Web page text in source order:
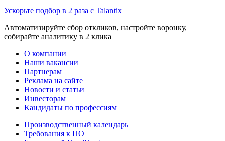
Ускорьте подбор в 2 раза с Talantix
Автоматизируйте сбор откликов, настройте воронку,
собирайте аналитику в 2 клика
О компании
Наши вакансии
Партнерам
Реклама на сайте
Новости и статьи
Инвесторам
Кандидаты по профессиям
Производственный календарь
Требования к ПО